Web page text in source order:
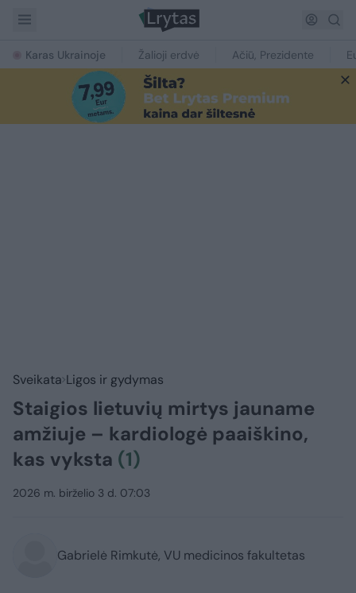
Karas Ukrainoje Žalioji erdvė Ačiū, Prezidente
Sveikata Ligos ir gydymas
Staigios lietuvių mirtys jauname
amžiuje – kardiologė paaiškino,
kas vyksta (1)
2026 m. birželio 3 d. 07:03
Gabrielė Rimkutė, VU medicinos fakultetas